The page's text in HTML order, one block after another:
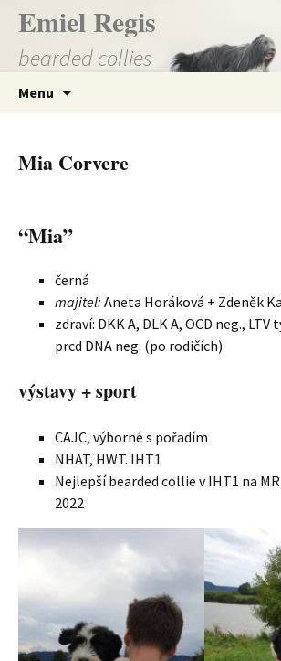
Přejít
obsahu
Emiel Regis
bearded collies
Menu
Mia Corvere
“Mia”
černá
majitel: Aneta Horáková + Zdeněk
zdraví: DKK A, DLK A, OCD neg., LTV
prcd DNA neg. (po rodičích)
výstavy + sport
CAJC, výborné s pořadím
NHAT, HWT. IHT1
Nejlepší bearded collie v IHT1 na
2022